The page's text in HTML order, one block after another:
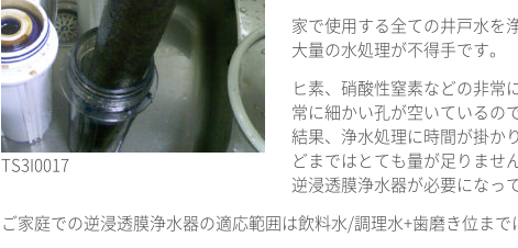
TS3I0017
家で使用する全ての井戸水を
大量の水処理が不得手です。
ヒ素、硝酸性窒素などの非常
常に細かい孔が空いているの
結果、浄水処理に時間が掛か
どまではとても量が足りませ
逆浸透膜浄水器が必要になっ
ご家庭での逆浸透膜浄水器の適応範囲は飲料水/調理水+歯磨き位まで